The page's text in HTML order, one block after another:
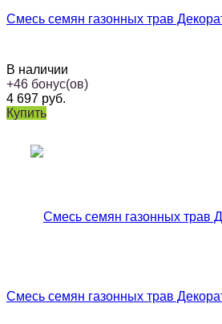
Смесь семян газонных трав
В наличии
+46 бонус(ов)
4 697 руб.
Купить
Смесь семян газонных трав